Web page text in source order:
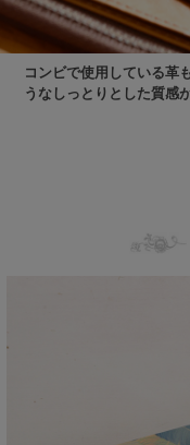
コンビで使用している革
うなしっとりとした質感